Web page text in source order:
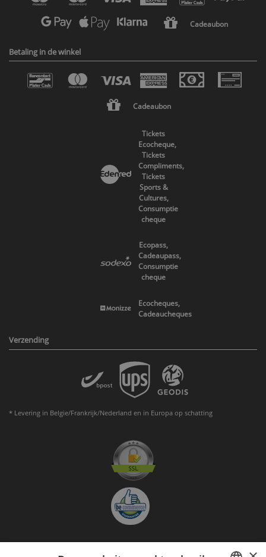
Cadeaubon
Betaling in de winkel
Cadeaubon
Tickets
Ecocheque,
Tickets
Compliments,
Tickets
Sports &
Cultures,
Consumptie
cheque
Ecopass,
Cadeaupass,
Consumptie
cheque
Ecocheques,
Cadeaucheques
Verzending
* Levering in Belgie/Frankrijk/Nederland en in Europa op schatting